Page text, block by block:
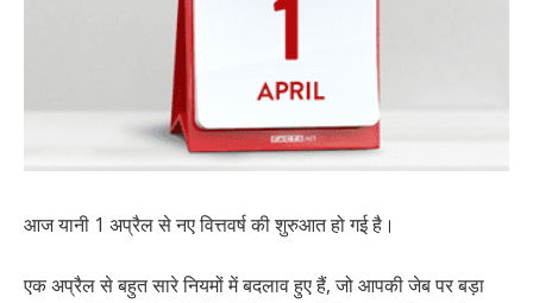
आज यानी 1 अप्रैल से नए वित्तवर्ष की शुरुआत हो गई है।
एक अप्रैल से बहुत सारे नियमों में बदलाव हुए हैं, जो आपकी जेब पर बड़ा